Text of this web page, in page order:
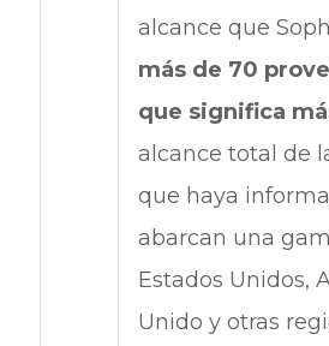
alcance que
más de 70
que significa
alcance total de
que haya
abarcan una
Estados Unidos,
Unido y otras